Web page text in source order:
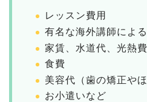
レッスン費用
有名な海外講師によ
家賃、水道代、光熱費
食費
美容代（歯の矯正や
お小遣いなど